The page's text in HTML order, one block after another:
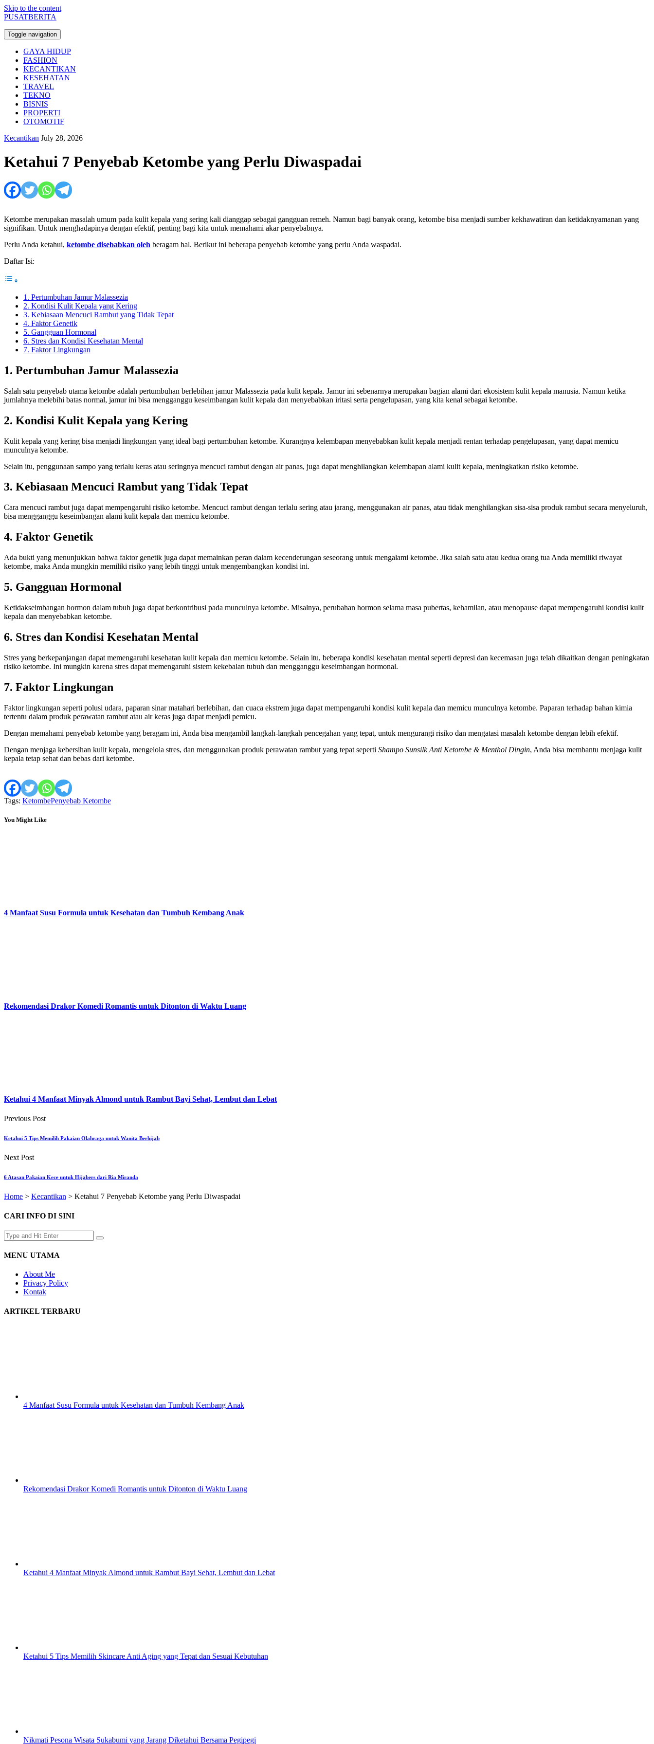
Skip to the content
PUSATBERITA
Toggle navigation
GAYA HIDUP
FASHION
KECANTIKAN
KESEHATAN
TRAVEL
TEKNO
BISNIS
PROPERTI
OTOMOTIF
Kecantikan July 28, 2026
Ketahui 7 Penyebab Ketombe yang Perlu Diwaspadai
Ketombe merupakan masalah umum pada kulit kepala yang sering kali dianggap sebagai gangguan remeh. Namun bagi banyak orang, ketombe bisa menjadi sumber kekhawatiran dan ketidaknyamanan yang
signifikan. Untuk menghadapinya dengan efektif, penting bagi kita untuk memahami akar penyebabnya.
Perlu Anda ketahui, ketombe disebabkan oleh beragam hal. Berikut ini beberapa penyebab ketombe yang perlu Anda waspadai.
Daftar Isi:
1. Pertumbuhan Jamur Malassezia
2. Kondisi Kulit Kepala yang Kering
3. Kebiasaan Mencuci Rambut yang Tidak Tepat
4. Faktor Genetik
5. Gangguan Hormonal
6. Stres dan Kondisi Kesehatan Mental
7. Faktor Lingkungan
1. Pertumbuhan Jamur Malassezia
Salah satu penyebab utama ketombe adalah pertumbuhan berlebihan jamur Malassezia pada kulit kepala. Jamur ini sebenarnya merupakan bagian alami dari ekosistem kulit kepala manusia. Namun ketika
jumlahnya melebihi batas normal, jamur ini bisa mengganggu keseimbangan kulit kepala dan menyebabkan iritasi serta pengelupasan, yang kita kenal sebagai ketombe.
2. Kondisi Kulit Kepala yang Kering
Kulit kepala yang kering bisa menjadi lingkungan yang ideal bagi pertumbuhan ketombe. Kurangnya kelembapan menyebabkan kulit kepala menjadi rentan terhadap pengelupasan, yang dapat memicu
munculnya ketombe.
Selain itu, penggunaan sampo yang terlalu keras atau seringnya mencuci rambut dengan air panas, juga dapat menghilangkan kelembapan alami kulit kepala, meningkatkan risiko ketombe.
3. Kebiasaan Mencuci Rambut yang Tidak Tepat
Cara mencuci rambut juga dapat mempengaruhi risiko ketombe. Mencuci rambut dengan terlalu sering atau jarang, menggunakan air panas, atau tidak menghilangkan sisa-sisa produk rambut secara menyeluruh,
bisa mengganggu keseimbangan alami kulit kepala dan memicu ketombe.
4. Faktor Genetik
Ada bukti yang menunjukkan bahwa faktor genetik juga dapat memainkan peran dalam kecenderungan seseorang untuk mengalami ketombe. Jika salah satu atau kedua orang tua Anda memiliki riwayat
ketombe, maka Anda mungkin memiliki risiko yang lebih tinggi untuk mengembangkan kondisi ini.
5. Gangguan Hormonal
Ketidakseimbangan hormon dalam tubuh juga dapat berkontribusi pada munculnya ketombe. Misalnya, perubahan hormon selama masa pubertas, kehamilan, atau menopause dapat mempengaruhi kondisi kulit
kepala dan menyebabkan ketombe.
6. Stres dan Kondisi Kesehatan Mental
Stres yang berkepanjangan dapat memengaruhi kesehatan kulit kepala dan memicu ketombe. Selain itu, beberapa kondisi kesehatan mental seperti depresi dan kecemasan juga telah dikaitkan dengan peningkatan
risiko ketombe. Ini mungkin karena stres dapat memengaruhi sistem kekebalan tubuh dan mengganggu keseimbangan hormonal.
7. Faktor Lingkungan
Faktor lingkungan seperti polusi udara, paparan sinar matahari berlebihan, dan cuaca ekstrem juga dapat mempengaruhi kondisi kulit kepala dan memicu munculnya ketombe. Paparan terhadap bahan kimia
tertentu dalam produk perawatan rambut atau air keras juga dapat menjadi pemicu.
Dengan memahami penyebab ketombe yang beragam ini, Anda bisa mengambil langkah-langkah pencegahan yang tepat, untuk mengurangi risiko dan mengatasi masalah ketombe dengan lebih efektif.
Dengan menjaga kebersihan kulit kepala, mengelola stres, dan menggunakan produk perawatan rambut yang tepat seperti Shampo Sunsilk Anti Ketombe & Menthol Dingin, Anda bisa membantu menjaga kulit
kepala tetap sehat dan bebas dari ketombe.
Tags: KetombePenyebab Ketombe
You Might Like
4 Manfaat Susu Formula untuk Kesehatan dan Tumbuh Kembang Anak
Rekomendasi Drakor Komedi Romantis untuk Ditonton di Waktu Luang
Ketahui 4 Manfaat Minyak Almond untuk Rambut Bayi Sehat, Lembut dan Lebat
Previous Post
Ketahui 5 Tips Memilih Pakaian Olahraga untuk Wanita Berhijab
Next Post
6 Atasan Pakaian Kece untuk Hijabers dari Ria Miranda
Home > Kecantikan > Ketahui 7 Penyebab Ketombe yang Perlu Diwaspadai
CARI INFO DI SINI
MENU UTAMA
About Me
Privacy Policy
Kontak
ARTIKEL TERBARU
4 Manfaat Susu Formula untuk Kesehatan dan Tumbuh Kembang Anak
Rekomendasi Drakor Komedi Romantis untuk Ditonton di Waktu Luang
Ketahui 4 Manfaat Minyak Almond untuk Rambut Bayi Sehat, Lembut dan Lebat
Ketahui 5 Tips Memilih Skincare Anti Aging yang Tepat dan Sesuai Kebutuhan
Nikmati Pesona Wisata Sukabumi yang Jarang Diketahui Bersama Pegipegi